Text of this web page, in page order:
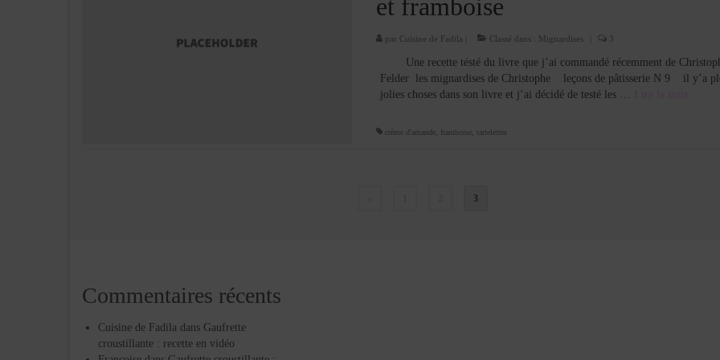
et framboise
par Cuisine de Fadila Classé dans : Mignardises 3
Une recette tésté du livre que j’ai commandé récemment de
Felder les mignardises de Christophe leçons de pâtisserie N 9 il y’a
jolies choses dans son livre et j’ai décidé de testé les …
crème d'amande, framboise, tartelettes
3
Commentaires récents
Cuisine de Fadila dans Gaufrette
croustillante : recette en vidéo